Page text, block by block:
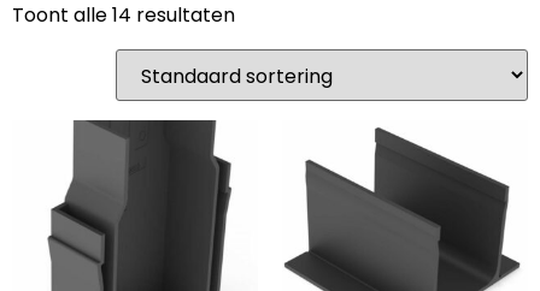
Toont alle 14 resultaten